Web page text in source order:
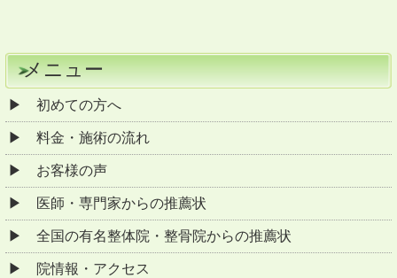
メニュー
初めての方へ
料金・施術の流れ
お客様の声
医師・専門家からの推薦状
全国の有名整体院・整骨院からの推薦状
院情報・アクセス